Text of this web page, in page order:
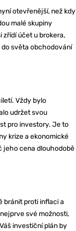
otevřenější, než kdy
malé skupiny
zřídí účet u brokera,
světa obchodování
Vždy bylo
udržet svou
pro investory. Je to
krize a ekonomické
jeho cena dlouhodobě
bránit proti inflaci a
své možnosti,
investiční plán by